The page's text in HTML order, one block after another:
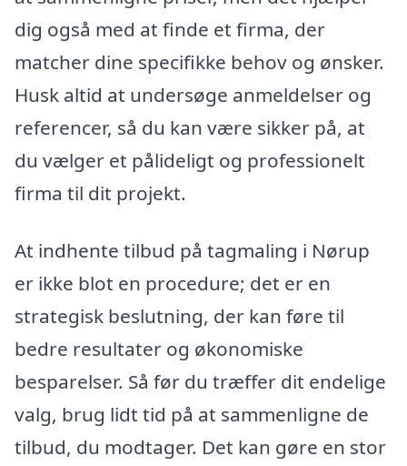
dig også med at finde et firma, der
matcher dine specifikke behov og ønsker.
Husk altid at undersøge anmeldelser og
referencer, så du kan være sikker på, at
du vælger et pålideligt og professionelt
firma til dit projekt.
At indhente tilbud på tagmaling i Nørup
er ikke blot en procedure; det er en
strategisk beslutning, der kan føre til
bedre resultater og økonomiske
besparelser. Så før du træffer dit endelige
valg, brug lidt tid på at sammenligne de
tilbud, du modtager. Det kan gøre en stor